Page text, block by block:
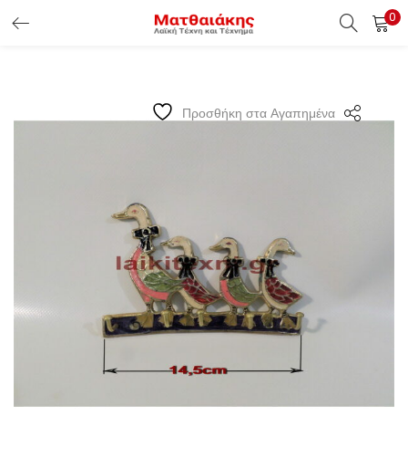
0
Προσθήκη στα Αγαπημένα
ΕΊΣΟΔΟΣ ΠΕΛΑΤΏΝ
Υπενθύμιση κωδικού
Είσοδος Πελατών
Χάσατε τον κωδικό σας ?